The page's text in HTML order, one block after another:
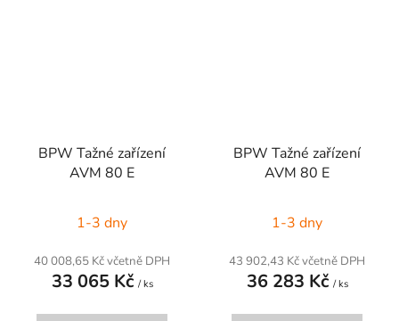
BPW Tažné zařízení
AVM 80 E
1-3 dny
40 008,65 Kč včetně DPH
33 065 Kč / ks
BPW Tažné zařízení
AVM 80 E
1-3 dny
43 902,43 Kč včetně DPH
36 283 Kč / ks